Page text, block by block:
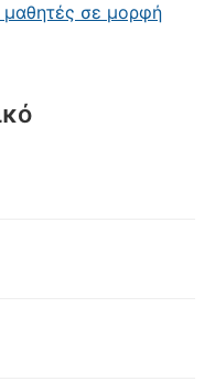
μαθητές σε μορφή